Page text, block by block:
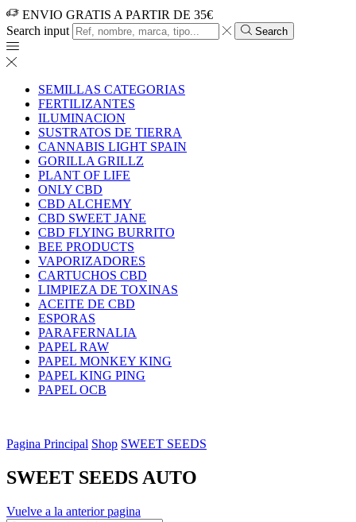
ENVIO GRATIS A PARTIR DE 35€
Search input
Search
SEMILLAS CATEGORIAS
FERTILIZANTES
ILUMINACION
SUSTRATOS DE TIERRA
CANNABIS LIGHT SPAIN
GORILLA GRILLZ
PLANT OF LIFE
ONLY CBD
CBD ALCHEMY
CBD SWEET JANE
CBD FLYING BURRITO
BEE PRODUCTS
VAPORIZADORES
CARTUCHOS CBD
LIMPIEZA DE TOXINAS
ACEITE DE CBD
ESPORAS
PARAFERNALIA
PAPEL RAW
PAPEL MONKEY KING
PAPEL KING PING
PAPEL OCB
Pagina Principal Shop SWEET SEEDS
SWEET SEEDS AUTO
Vuelve a la anterior pagina